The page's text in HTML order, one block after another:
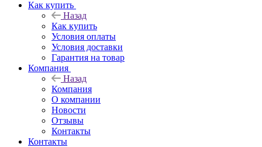
Как купить
Назад
Как купить
Условия оплаты
Условия доставки
Гарантия на товар
Компания
Назад
Компания
О компании
Новости
Отзывы
Контакты
Контакты